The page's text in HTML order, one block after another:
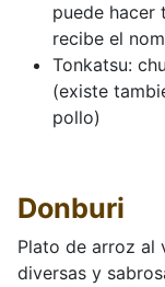
puede hacer
recibe el
Tonkatsu:
(existe
pollo)
Donburi
Plato de arroz al
diversas y